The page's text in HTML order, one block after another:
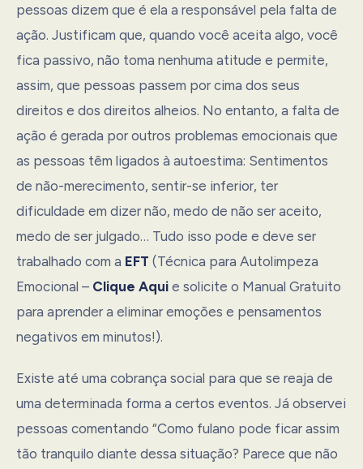
pessoas dizem que é ela a responsável pela falta de
ação. Justificam que, quando você aceita algo, você
fica passivo, não toma nenhuma atitude e permite,
assim, que pessoas passem por cima dos seus
direitos e dos direitos alheios. No entanto, a falta de
ação é gerada por outros problemas emocionais que
as pessoas têm ligados à autoestima: Sentimentos
de não-merecimento, sentir-se inferior, ter
dificuldade em dizer não, medo de não ser aceito,
medo de ser julgado… Tudo isso pode e deve ser
trabalhado com a EFT (Técnica para Autolimpeza
Emocional – Clique Aqui e solicite o Manual Gratuito
para aprender a eliminar emoções e pensamentos
negativos em minutos!).
Existe até uma cobrança social para que se reaja de
uma determinada forma a certos eventos. Já observei
pessoas comentando “Como fulano pode ficar assim
tão tranquilo diante dessa situação? Parece que não